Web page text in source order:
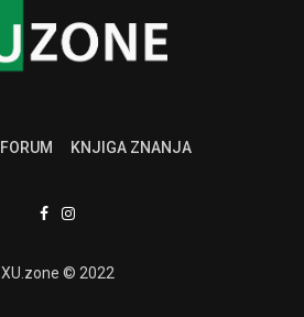
FORUM KNJIGA ZNANJA
XU.zone © 2022